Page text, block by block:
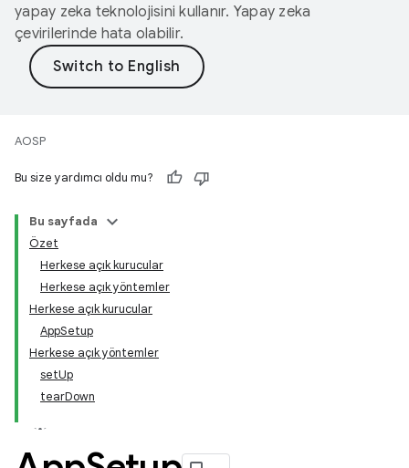
yapay zeka teknolojisini kullanır. Yapay zeka
çevirilerinde hata olabilir.
AOSP
Bu size yardımcı oldu mu?
Bu sayfada
Özet
Herkese açık kurucular
Herkese açık yöntemler
Herkese açık kurucular
AppSetup
Herkese açık yöntemler
setUp
tearDown